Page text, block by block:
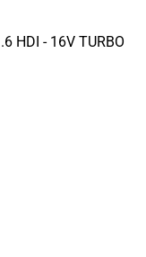
HDI - 16V TURBO